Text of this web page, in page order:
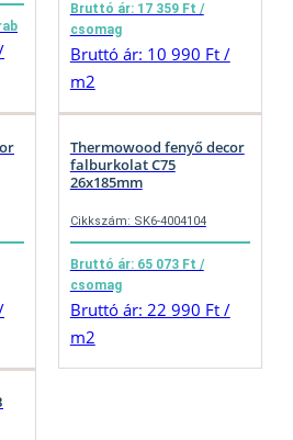
Bruttó ár: 17 359 Ft /
csomag
Bruttó ár: 10 990 Ft /
m2
Thermowood fenyő decor
falburkolat C75
26x185mm
Cikkszám: SK6-4004104
Bruttó ár: 65 073 Ft /
csomag
Bruttó ár: 22 990 Ft /
m2